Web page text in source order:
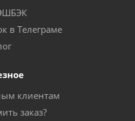
в Телеграме
клиентам
заказ?